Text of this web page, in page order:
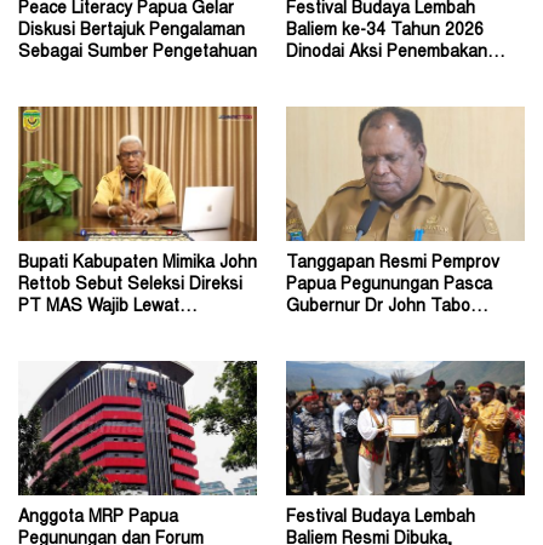
Peace Literacy Papua Gelar
Diskusi Bertajuk Pengalaman
Sebagai Sumber Pengetahuan
Festival Budaya Lembah
Baliem ke-34 Tahun 2026
Dinodai Aksi Penembakan
Bupati Kabupaten Mimika John
Rettob Sebut Seleksi Direksi
PT MAS Wajib Lewat
Tanggapan Resmi Pemprov
Papua Pegunungan Pasca
Gubernur Dr John Tabo
Anggota MRP Papua
Pegunungan dan Forum
Festival Budaya Lembah
Baliem Resmi Dibuka,